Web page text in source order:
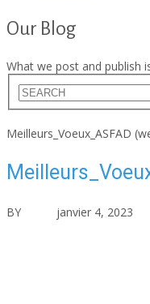
Our Blog
What we post and publish
Meilleurs_Voeux_ASFAD
BY janvier 4, 2023